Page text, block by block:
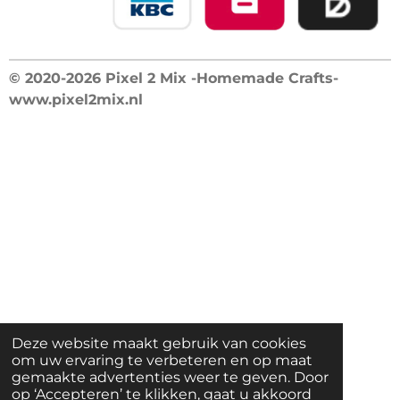
Deze website maakt gebruik van cookies
om uw ervaring te verbeteren en op maat
gemaakte advertenties weer te geven. Door
op ‘Accepteren’ te klikken, gaat u akkoord
© 2020-2026 Pixel 2 Mix -Homemade Crafts-
www.pixel2mix.nl